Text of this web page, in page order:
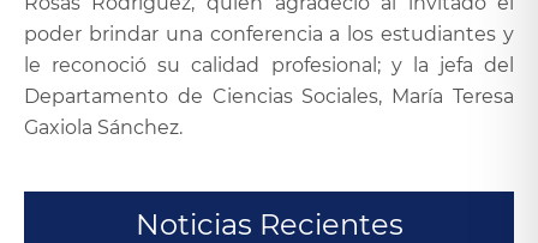
poder brindar una conferencia a los estudiantes y
le reconoció su calidad profesional; y la jefa del
Departamento de Ciencias Sociales, María Teresa
Gaxiola Sánchez.
Noticias Recientes